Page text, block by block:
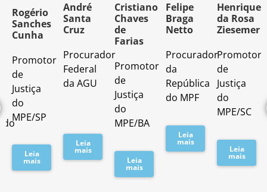
Rogério
Sanches
Cunha
Promotor
de
Justiça
do
MPE/SP
Leia
mais
André
Santa
Cruz
Procurador
Federal
da AGU
Leia
mais
Cristiano
Chaves
de
Farias
Promotor
de
Justiça
do
MPE/BA
Leia
mais
Felipe
Braga
Netto
Procurador
da
República
do MPF
Leia
mais
Henrique
da Rosa
Ziesemer
Promotor
de
Justiça
do
MPE/SC
Leia
mais